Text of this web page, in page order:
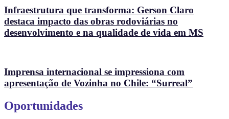
Infraestrutura que transforma: Gerson Claro
destaca impacto das obras rodoviárias no
desenvolvimento e na qualidade de vida em MS
Imprensa internacional se impressiona com
apresentação de Vozinha no Chile: “Surreal”
Oportunidades